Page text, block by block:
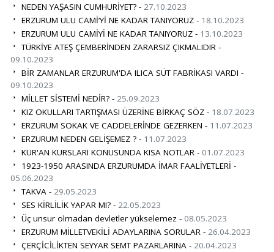
NEDEN YAŞASIN CUMHURİYET? - 27.10.2023
ERZURUM ULU CAMİ’Yİ NE KADAR TANIYORUZ - 18.10.2023
ERZURUM ULU CAMİYİ NE KADAR TANIYORUZ - 13.10.2023
TÜRKİYE ATEŞ ÇEMBERİNDEN ZARARSIZ ÇIKMALIDIR -
09.10.2023
BİR ZAMANLAR ERZURUM'DA ILICA SÜT FABRİKASI VARDI -
09.10.2023
MİLLET SİSTEMİ NEDİR? - 25.09.2023
KIZ OKULLARI TARTIŞMASI ÜZERİNE BİRKAÇ SÖZ - 18.07.2023
ERZURUM SOKAK VE CADDELERİNDE GEZERKEN - 11.07.2023
ERZURUM NEDEN GELİŞEMEZ ? - 11.07.2023
KUR'AN KURSLARI KONUSUNDA KISA NOTLAR - 01.07.2023
1923-1950 ARASINDA ERZURUMDA İMAR FAALİYETLERİ -
05.06.2023
TAKVA - 29.05.2023
SES KİRLİLİK YAPAR MI? - 22.05.2023
Üç unsur olmadan devletler yükselemez - 08.05.2023
ERZURUM MİLLETVEKİLİ ADAYLARINA SORULAR - 26.04.2023
ÇERÇİCİLİKTEN SEYYAR SEMT PAZARLARINA - 20.04.2023